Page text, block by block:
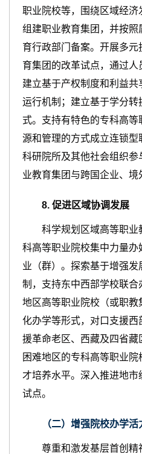
职业院校等，围绕区域经
组建职业教育集团，并按
育行政部门备案。开展多
育集团的改革试点，通过
建立基于产权制度和利益
运行机制；建立基于学分
式。支持有特色的专科高
源和管理的方式成立连锁
科研院所及其他社会组织
业教育集团与跨国企业、境
8.促进区域协调发展
科学规划区域高等职业
科高等职业院校集中力量
业（群）。探索基于增强
制，支持东中西部学校联
地区高等职业院校（或职教
化办学等形式，对口支援
援革命老区、西藏及四省
困难地区的专科高等职业
才培养水平。深入推进地
试点。
（二） 增强院校办学活
尊重和激发基层首创精